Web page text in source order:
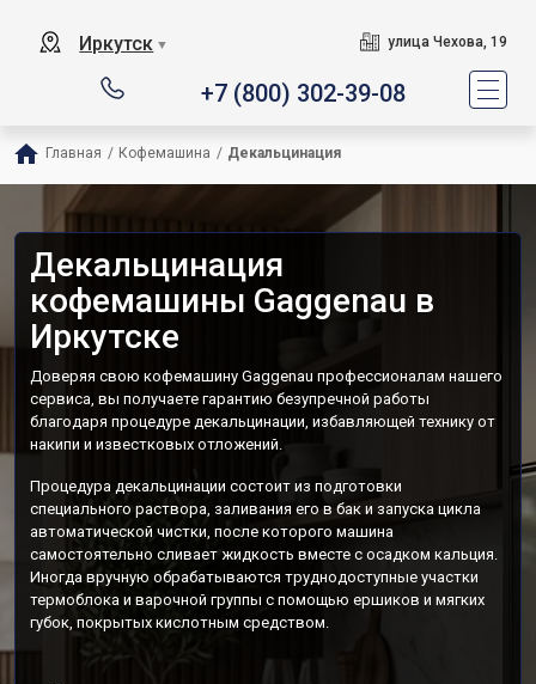
Иркутск ▼ улица Чехова, 19
+7 (800) 302-39-08
Главная / Кофемашина / Декальцинация
Декальцинация
кофемашины Gaggenau в
Иркутске
Доверяя свою кофемашину Gaggenau профессионалам нашего
сервиса, вы получаете гарантию безупречной работы
благодаря процедуре декальцинации, избавляющей технику от
накипи и известковых отложений.
Процедура декальцинации состоит из подготовки
специального раствора, заливания его в бак и запуска цикла
автоматической чистки, после которого машина
самостоятельно сливает жидкость вместе с осадком кальция.
Иногда вручную обрабатываются труднодоступные участки
термоблока и варочной группы с помощью ершиков и мягких
губок, покрытых кислотным средством.